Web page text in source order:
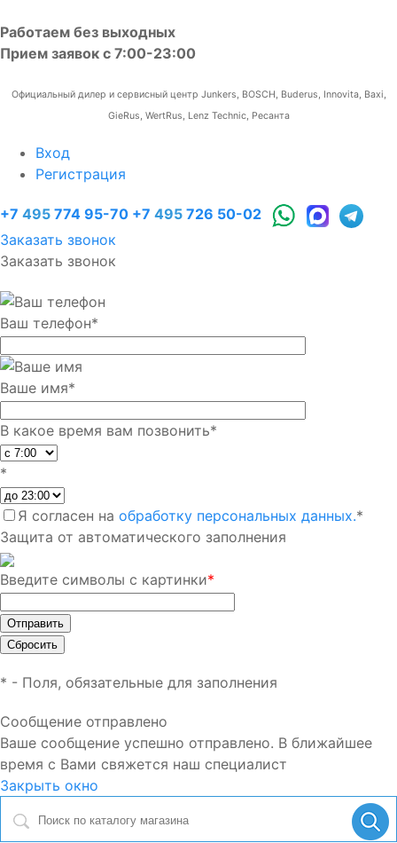
Работаем без выходных
Прием заявок с 7:00-23:00
Официальный дилер и сервисный центр Junkers, BOSCH, Buderus, Innovita, Baxi,
GieRus, WertRus, Lenz Technic, Ресанта
Вход
Регистрация
+7 495 774 95-70 +7 495 726 50-02
Заказать звонок
Заказать звонок
Ваш телефон*
Ваше имя*
В какое время вам позвонить*
*
Я согласен на обработку персональных данных.*
Защита от автоматического заполнения
Введите символы с картинки*
* - Поля, обязательные для заполнения
Сообщение отправлено
Ваше сообщение успешно отправлено. В ближайшее
время с Вами свяжется наш специалист
Закрыть окно